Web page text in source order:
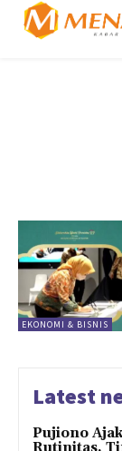
EKONOMI & BISNIS
Latest
Pujiono